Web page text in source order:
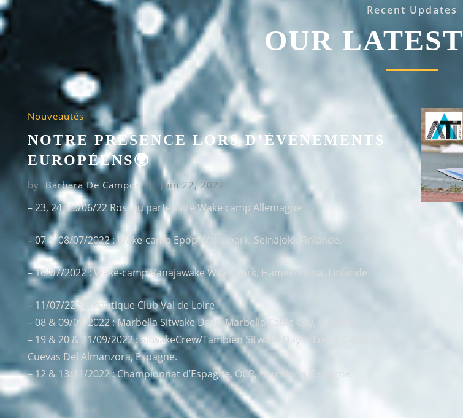
Recent Updates
OUR LATEST
Nouveautés
NOTRE PRÉSENCE LORS D’ÉVÈNEMENTS
EUROPÉENS🌍
by Barbara De Campos Juin 22, 2022
– 23, 24, 25/06/22 Rossau partenaire Wake camp Allemagne
– 07 & 08/07/2022 : Wake-camp Epop Wake-park, Seinäjoki, Finlande.
– 10/07/2022 : Wake-camp Vanajawake Wake-park, Hämeenlinna, Finlande.
– 11/07/22 Ski nautique Club Val de Loire
– 08 & 09/09/2022 : Marbella Sitwake Days, Marbella Cable City, Espagne.
– 19 & 20 & 21/09/2022 : SitwakeCrew/Tambien Sitwake Days , Lunar Cable Park,
Cuevas Del Almanzora, Espagne.
– 12 & 13/11/2022 : Championnat d’Espagne, OCP, Barcelona, Espagne.